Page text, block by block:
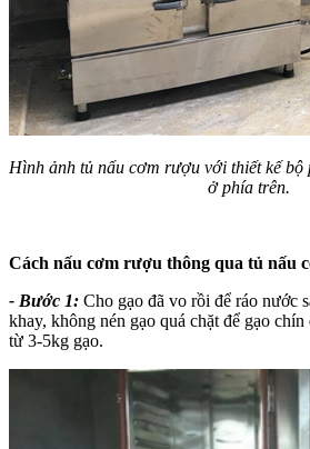
Hình ảnh tủ nấu cơm rượu với thiết kế bộ
ở phía trên.
Cách nấu cơm rượu thông qua tủ nấu
- Bước 1: Cho gạo đã vo rồi để ráo nước
khay, không nén gạo quá chặt để gạo
từ 3-5kg gạo.